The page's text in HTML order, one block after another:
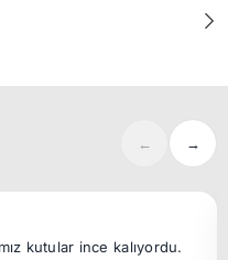
← →
kutular ince kalıyordu.